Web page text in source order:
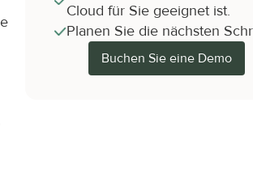
Cloud für Sie geeignet ist.
Planen Sie die nächsten
Buchen Sie eine Demo